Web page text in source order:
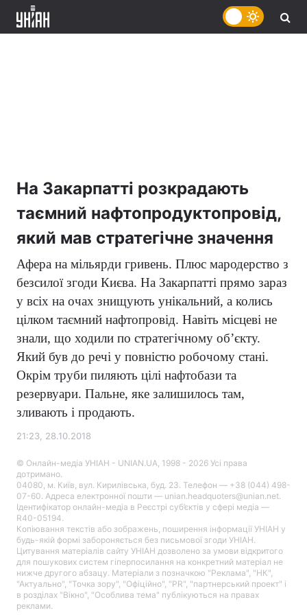
На Закарпатті розкрадають
таємний нафтопродуктопровід,
який мав стратегічне значення
Афера на мільярди гривень. Плюс мародерство з
безсилої згоди Києва. На Закарпатті прямо зараз
у всіх на очах знищують унікальний, а колись
цілком таємний нафтопровід. Навіть місцеві не
знали, що ходили по стратегічному об’єкту.
Який був до речі у повністю робочому стані.
Окрім труби пиляють цілі нафтобази та
резервуари. Пальне, яке залишилось там,
зливають і продають.
21:23, 28.10.2018
© Онлайн-медіа УНІАН - UNIAN.UA, 1998 - 2026 Усі права
дотримано.
04080, м. Київ, вул. Кирилівська, буд. 23. Телефон — +38 (044) 498-
07-60. Адреса електронної пошти — unian.headquoters@unian.net.
Ідентифікатор онлайн-медіа в Реєстрі суб’єктів у сфері медіа —
R40-05194.
Копіювання текстів або зображень, поширення інформації УНІАН у
будь-якій формі забороняється без письмової згоди УНІАН.
Цитування матеріалів сайту УНІАН дозволено за умови відкритого
для пошукових систем гіперпосилання на конкретний матеріал не
нижче другого абзацу. Матеріали з позначкою "Реклама", "НК",
"Актуально", "Точка зору", "Офіційно", "PR", "партнерський проект" і
в розділах "Вікно", "Особлива тема" публікуються на правах
реклами.